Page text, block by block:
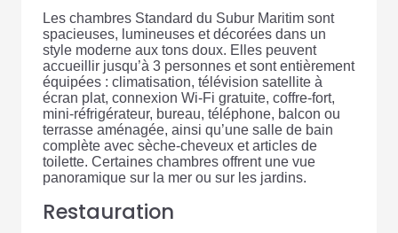
Les chambres Standard du Subur Maritim sont
spacieuses, lumineuses et décorées dans un
style moderne aux tons doux. Elles peuvent
accueillir jusqu’à 3 personnes et sont entièrement
équipées : climatisation, télévision satellite à
écran plat, connexion Wi-Fi gratuite, coffre-fort,
mini-réfrigérateur, bureau, téléphone, balcon ou
terrasse aménagée, ainsi qu’une salle de bain
complète avec sèche-cheveux et articles de
toilette. Certaines chambres offrent une vue
panoramique sur la mer ou sur les jardins.
Restauration